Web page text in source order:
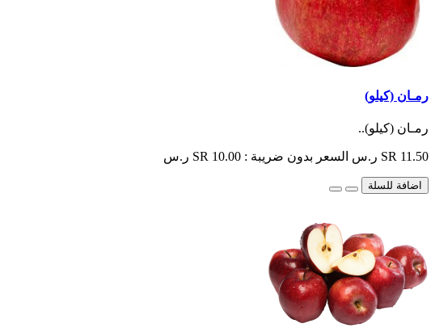
رمـان (كيلو)
رمـان (كيلو)..
SR 11.50 ر.س السعر بدون ضريبة : SR 10.00 ر.س
اضافة للسلة